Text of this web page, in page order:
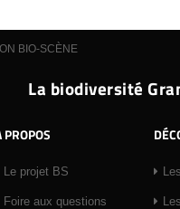
BIO-SCÈNE
La biodiversité
PROPOS
Le projet BS
Foire aux questions